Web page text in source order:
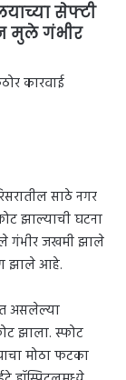
सेफ्टी
मुले गंभीर
कारवाई
साठे नगर
झाल्याची घटना
गंभीर जखमी झाले
झाले आहे.
असलेल्या
झाला. स्फोट
मोठा फटका